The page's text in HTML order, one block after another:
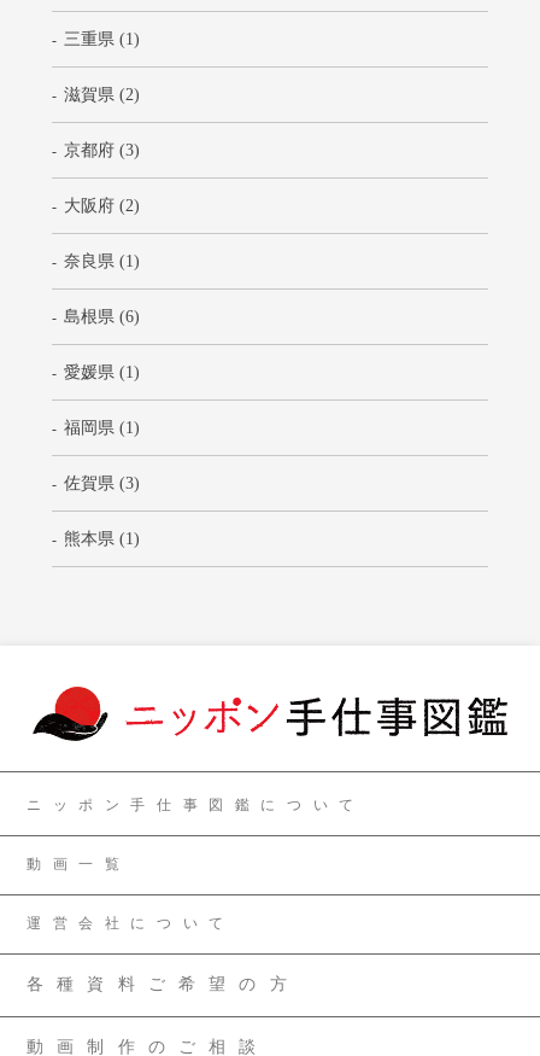
三重県 (1)
滋賀県 (2)
京都府 (3)
大阪府 (2)
奈良県 (1)
島根県 (6)
愛媛県 (1)
福岡県 (1)
佐賀県 (3)
熊本県 (1)
ニッポン手仕事図鑑について
動画一覧
運営会社について
各種資料ご希望の方
動画制作のご相談